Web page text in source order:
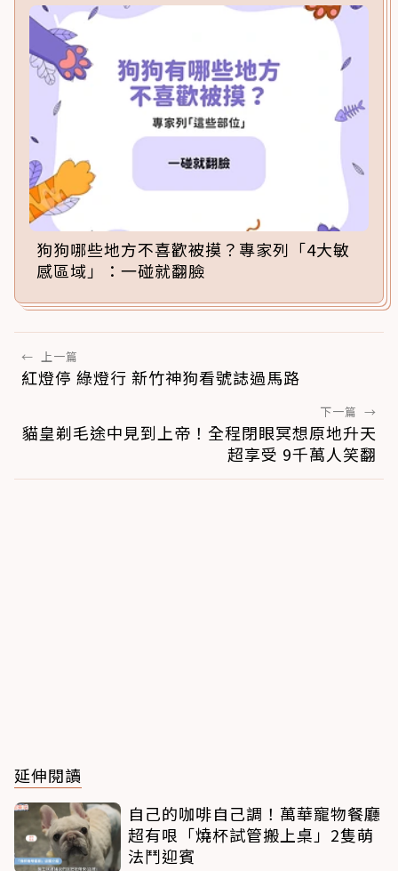
狗狗哪些地方不喜歡被摸？專家列「4大敏
感區域」：一碰就翻臉
← 上一篇
紅燈停 綠燈行 新竹神狗看號誌過馬路
下一篇 →
貓皇剃毛途中見到上帝！全程閉眼冥想原地升天
超享受 9千萬人笑翻
延伸閱讀
自己的咖啡自己調！萬華寵物餐廳
超有哏「燒杯試管搬上桌」2隻萌
法鬥迎賓